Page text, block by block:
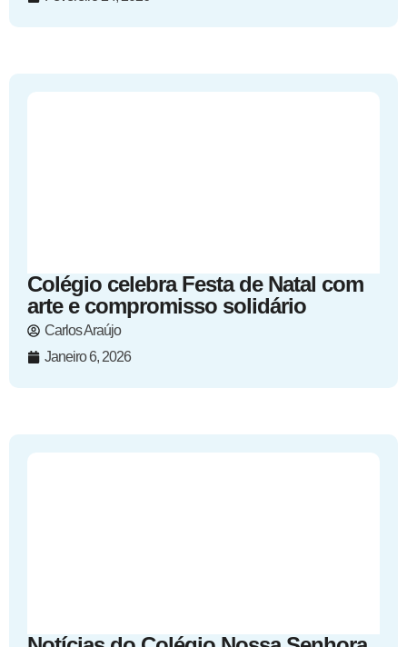
Colégio celebra Festa de Natal com
arte e compromisso solidário
Carlos Araújo
Janeiro 6, 2026